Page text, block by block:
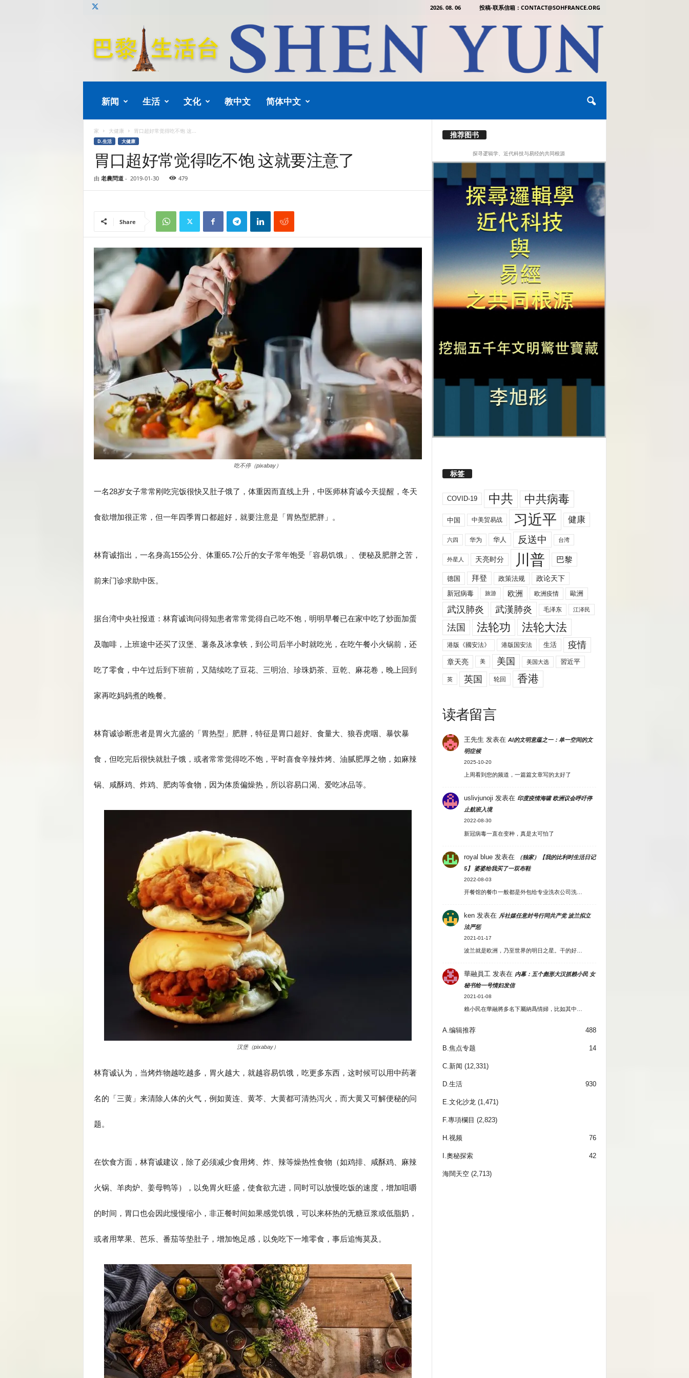
2026. 08. 06 投稿-联系信箱：CONTACT@SOHFRANCE.ORG
新闻 生活 文化 教中文 简体中文
家 大健康 胃口超好常觉得吃不饱 这...
D.生活 大健康
胃口超好常觉得吃不饱 这就要注意了
由 老農問道- 2019-01-30 479
Share
吃不停（pixabay）
一名28岁女子常常刚吃完饭很快又肚子饿了，体重因而直线上升，中医师林育诚今天提醒，冬天
食欲增加很正常，但一年四季胃口都超好，就要注意是「胃热型肥胖」。
林育诚指出，一名身高155公分、体重65.7公斤的女子常年饱受「容易饥饿」、便秘及肥胖之苦，
前来门诊求助中医。
据台湾中央社报道：林育诚询问得知患者常常觉得自己吃不饱，明明早餐已在家中吃了炒面加蛋
及咖啡，上班途中还买了汉堡、薯条及冰拿铁，到公司后半小时就吃光，在吃午餐小火锅前，还
吃了零食，中午过后到下班前，又陆续吃了豆花、三明治、珍珠奶茶、豆乾、麻花卷，晚上回到
家再吃妈妈煮的晚餐。
林育诚诊断患者是胃火亢盛的「胃热型」肥胖，特征是胃口超好、食量大、狼吞虎咽、暴饮暴
食，但吃完后很快就肚子饿，或者常常觉得吃不饱，平时喜食辛辣炸烤、油腻肥厚之物，如麻辣
锅、咸酥鸡、炸鸡、肥肉等食物，因为体质偏燥热，所以容易口渴、爱吃冰品等。
汉堡（pixabay）
林育诚认为，当烤炸物越吃越多，胃火越大，就越容易饥饿，吃更多东西，这时候可以用中药著
名的「三黄」来清除人体的火气，例如黄连、黄芩、大黄都可清热泻火，而大黄又可解便秘的问
题。
在饮食方面，林育诚建议，除了必须减少食用烤、炸、辣等燥热性食物（如鸡排、咸酥鸡、麻辣
火锅、羊肉炉、姜母鸭等），以免胃火旺盛，使食欲亢进，同时可以放慢吃饭的速度，增加咀嚼
的时间，胃口也会因此慢慢缩小，非正餐时间如果感觉饥饿，可以来杯热的无糖豆浆或低脂奶，
或者用苹果、芭乐、番茄等垫肚子，增加饱足感，以免吃下一堆零食，事后追悔莫及。
推荐图书
探寻逻辑学、近代科技与易经的共同根源
标签
COVID-19 中共 中共病毒
中国 中美贸易战 习近平 健康
六四 华为 华人 反送中 台湾
外星人 天亮时分 川普 巴黎
德国 拜登 政策法规
政论天下
新冠病毒
旅游 欧洲 欧洲疫情 歐洲
武汉肺炎 武漢肺炎 毛泽东 江泽民
法国 法轮功 法轮大法
港版《國安法》 港版国安法 生活 疫情
章天亮 美 美国 美国大选 習近平
英 英国 轮回 香港
读者留言
王先生 发表在 AI的文明意蕴之一：单一空间的文
明症候
2025-10-20
上周看到您的频道，一篇篇文章写的太好了
uslivjunoji 发表在 印度疫情海啸 欧洲议会呼吁停
止航班入境
2022-08-30
新冠病毒一直在变种，真是太可怕了
royal blue发表在
（独家）【我的比利时生活日记
5】 婆婆给我买了一双布鞋
2022-08-03
开餐馆的餐巾一般都是外包给专业洗衣公司洗…
ken发表在 斥社媒任意封号行同共产党 波兰拟立
法严惩
2021-01-17
波兰就是欧洲，乃至世界的明日之星。干的好…
華融員工 发表在 内幕：五个彪形大汉抓赖小民 女
秘书给一号情妇发信
2021-01-08
賴小民在華融將多名下屬納爲情婦，比如其中…
A.编辑推荐 488
B.焦点专题 14
C.新闻 (12,331)
D.生活 930
E.文化沙龙 (1,471)
F.專項欄目 (2,823)
H.视频 76
I.奧秘探索 42
海闊天空(2,713)